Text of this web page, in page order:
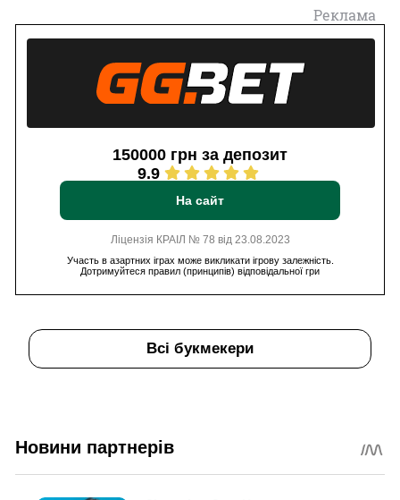
Реклама
150000 грн за депозит
9.9
На сайт
Ліцензія КРАІЛ № 78 від 23.08.2023
Участь в азартних іграх може викликати ігрову залежність.
Дотримуйтеся правил (принципів) відповідальної гри
Всі букмекери